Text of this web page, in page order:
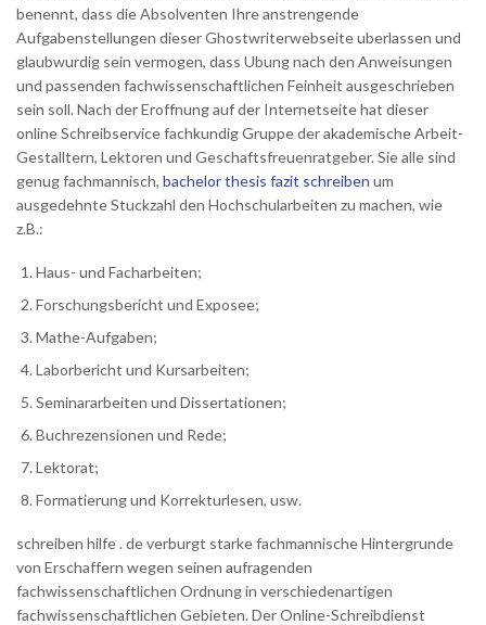
benennt, dass die Absolventen Ihre anstrengende
Aufgabenstellungen dieser Ghostwriterwebseite uberlassen und
glaubwurdig sein vermogen, dass Ubung nach den Anweisungen
und passenden fachwissenschaftlichen Feinheit ausgeschrieben
sein soll. Nach der Eroffnung auf der Internetseite hat dieser
online Schreibservice fachkundig Gruppe der akademische Arbeit-
Gestalltern, Lektoren und Geschaftsfreuenratgeber. Sie alle sind
genug fachmannisch, bachelor thesis fazit schreiben um
ausgedehnte Stuckzahl den Hochschularbeiten zu machen, wie
z.B.:
Haus- und Facharbeiten;
Forschungsbericht und Exposee;
Mathe-Aufgaben;
Laborbericht und Kursarbeiten;
Seminararbeiten und Dissertationen;
Buchrezensionen und Rede;
Lektorat;
Formatierung und Korrekturlesen, usw.
schreiben hilfe . de verburgt starke fachmannische Hintergrunde
von Erschaffern wegen seinen aufragenden
fachwissenschaftlichen Ordnung in verschiedenartigen
fachwissenschaftlichen Gebieten. Der Online-Schreibdienst